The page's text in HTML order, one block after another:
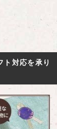
ト対応を承り